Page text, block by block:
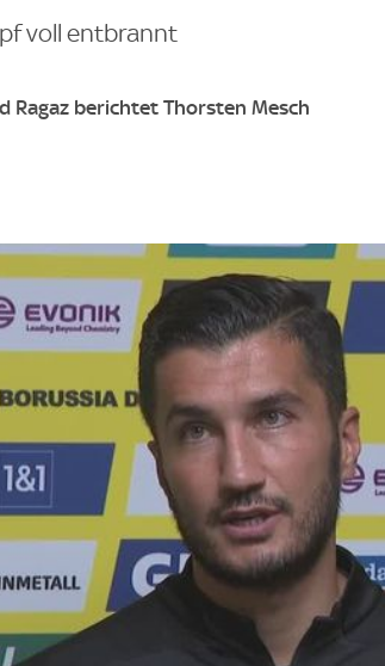
voll entbrannt
Ragaz berichtet Thorsten Mesch